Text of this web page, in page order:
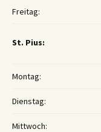
Freitag:
St. Pius:
Montag:
Dienstag:
Mittwoch: